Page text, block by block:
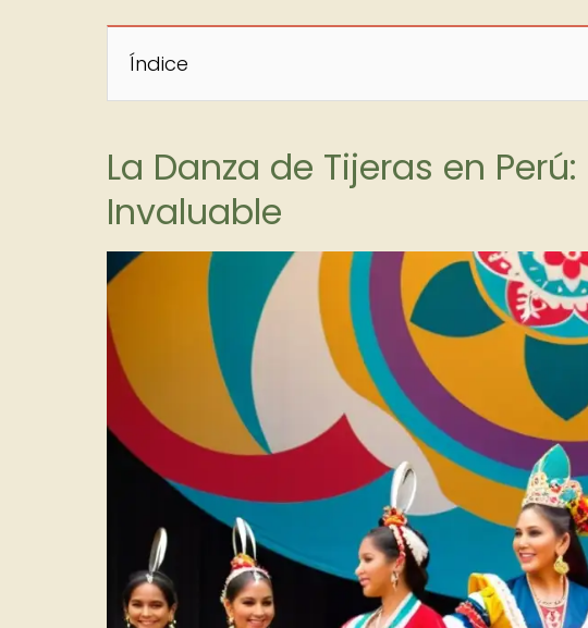
Índice
La Danza de Tijeras en
Invaluable